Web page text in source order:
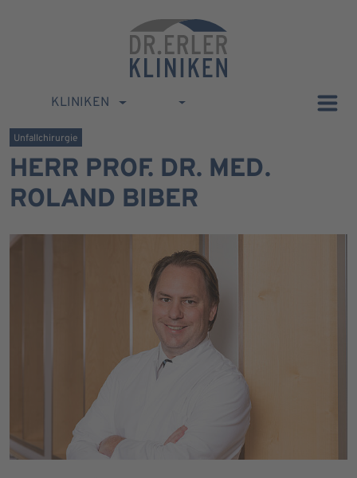
KLINIKEN
Unfallchirurgie
HERR PROF. DR. MED.
ROLAND BIBER